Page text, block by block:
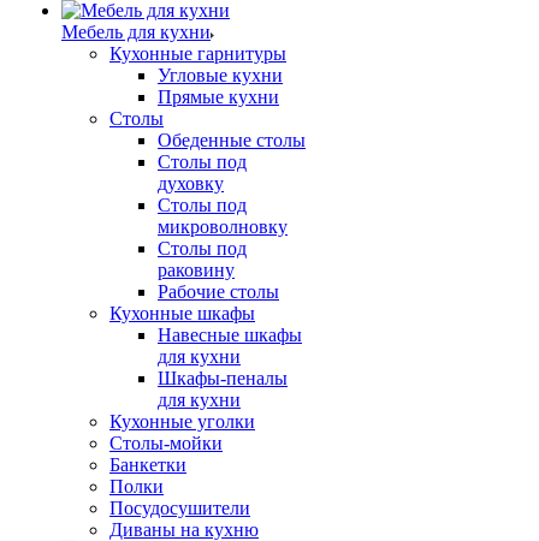
Мебель для кухни
Кухонные гарнитуры
Угловые кухни
Прямые кухни
Столы
Обеденные столы
Столы под
духовку
Столы под
микроволновку
Столы под
раковину
Рабочие столы
Кухонные шкафы
Навесные шкафы
для кухни
Шкафы-пеналы
для кухни
Кухонные уголки
Столы-мойки
Банкетки
Полки
Посудосушители
Диваны на кухню